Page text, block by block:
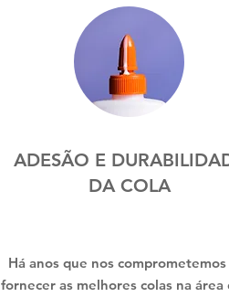
ADESÃO E
DA COLA
Há anos que nos comprometemos
fornecer as melhores colas na área